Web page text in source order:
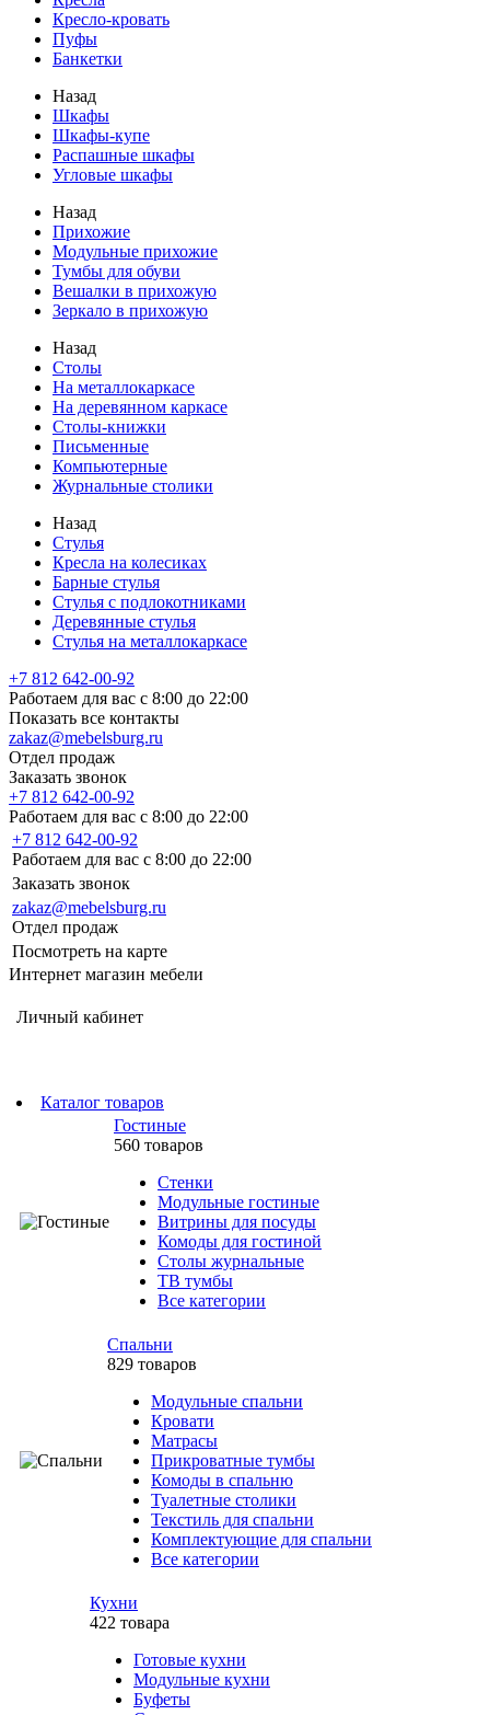
Кресло-кровать
Пуфы
Банкетки
Назад
Шкафы
Шкафы-купе
Распашные шкафы
Угловые шкафы
Назад
Прихожие
Модульные прихожие
Тумбы для обуви
Вешалки в прихожую
Зеркало в прихожую
Назад
Столы
На металлокаркасе
На деревянном каркасе
Столы-книжки
Письменные
Компьютерные
Журнальные столики
Назад
Стулья
Кресла на колесиках
Барные стулья
Стулья с подлокотниками
Деревянные стулья
Стулья на металлокаркасе
+7 812 642-00-92
Работаем для вас с 8:00 до 22:00
Показать все контакты
zakaz@mebelsburg.ru
Отдел продаж
Заказать звонок
+7 812 642-00-92
Работаем для вас с 8:00 до 22:00
+7 812 642-00-92
Работаем для вас с 8:00 до 22:00
Заказать звонок
zakaz@mebelsburg.ru
Отдел продаж
Посмотреть на карте
Интернет магазин мебели
Личный кабинет
Каталог товаров
Гостиные
560 товаров
Стенки
Модульные гостиные
Витрины для посуды
Комоды для гостиной
Столы журнальные
ТВ тумбы
Все категории
Спальни
829 товаров
Модульные спальни
Кровати
Матрасы
Прикроватные тумбы
Комоды в спальню
Туалетные столики
Текстиль для спальни
Комплектующие для спальни
Все категории
Кухни
422 товара
Готовые кухни
Модульные кухни
Буфеты